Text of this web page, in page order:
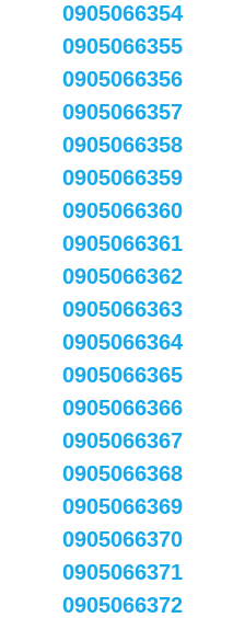
0905066354
0905066355
0905066356
0905066357
0905066358
0905066359
0905066360
0905066361
0905066362
0905066363
0905066364
0905066365
0905066366
0905066367
0905066368
0905066369
0905066370
0905066371
0905066372